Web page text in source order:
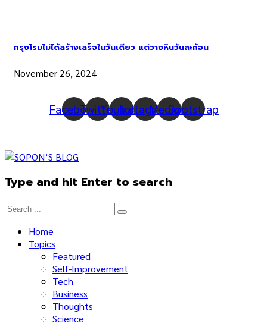
กรุงโรมไม่ได้สร้างเสร็จในวันเดียว แต่วางหินวันละก้อน
November 26, 2024
FacebookTwitterYoutubeInstagram
Medium
Bootstrap
Type and hit Enter to search
Home
Topics
Featured
Self-Improvement
Tech
Business
Thoughts
Science